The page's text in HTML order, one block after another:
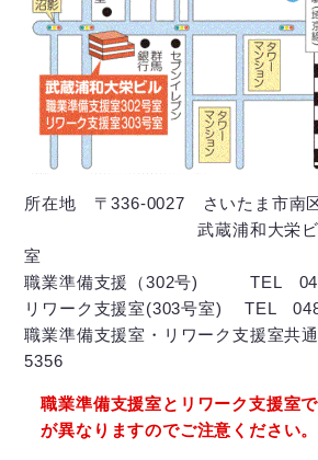
所在地 〒336-0027 さいたま市南
武蔵浦和大栄ビル302
室
職業準備支援（302号) TEL
リワーク支援室(303号室) TEL
職業準備支援室・リワーク支援室
5356
職業準備支援室とリワーク支援室
が異なりますのでご注意ください。